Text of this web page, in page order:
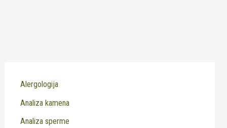
Alergologija
Analiza kamena
Analiza sperme